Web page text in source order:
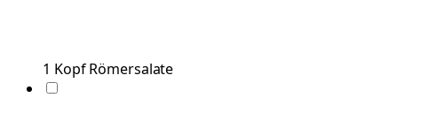
1 Kopf Römersalate